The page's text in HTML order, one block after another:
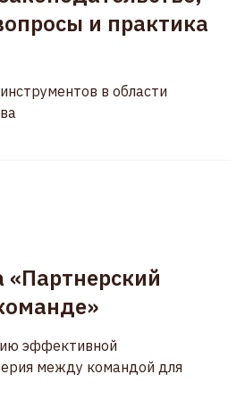
и практика
в области
«Партнерский
эффективной
между командой для